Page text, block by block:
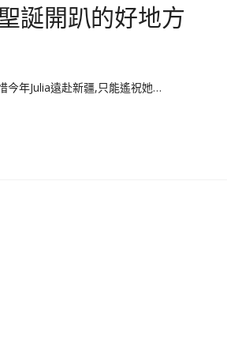
誕開趴的好地方
今年Julia遠赴新疆,只能遙祝她…